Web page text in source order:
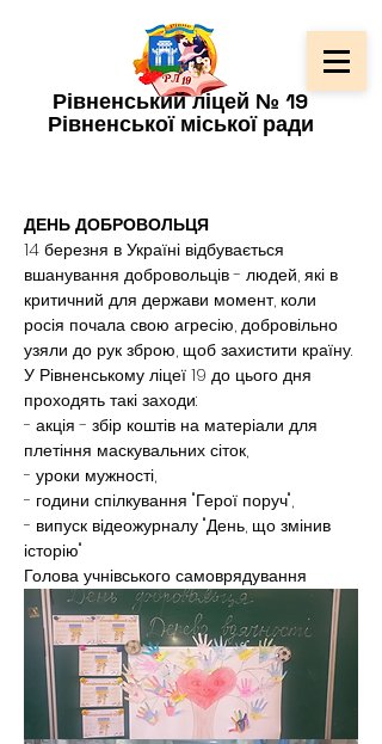
Рівненський ліцей № 19
Рівненської міської ради
ДЕНЬ ДОБРОВОЛЬЦЯ
14 березня в Україні відбувається
вшанування добровольців - людей, які в
критичний для держави момент, коли
росія почала свою агресію, добровільно
узяли до рук зброю, щоб захистити країну.
У Рівненському ліцеї 19 до цього дня
проходять такі заходи:
- акція - збір коштів на матеріали для
плетіння маскувальних сіток,
- уроки мужності,
- години спілкування "Герої поруч",
- випуск відеожурналу "День, що змінив
історію"
Голова учнівського самоврядування